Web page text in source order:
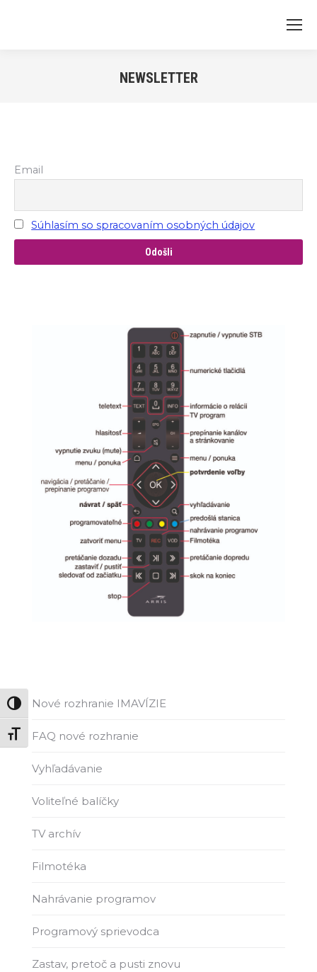
Zmeň vysoký kontrast
Zmeň veľkosť písma
NEWSLETTER
Email
Súhlasím so spracovaním osobných údajov
Nové rozhranie IMAVÍZIE
FAQ nové rozhranie
Vyhľadávanie
Voliteľné balíčky
TV archív
Filmotéka
Nahrávanie programov
Programový sprievodca
Zastav, pretoč a pusti znovu